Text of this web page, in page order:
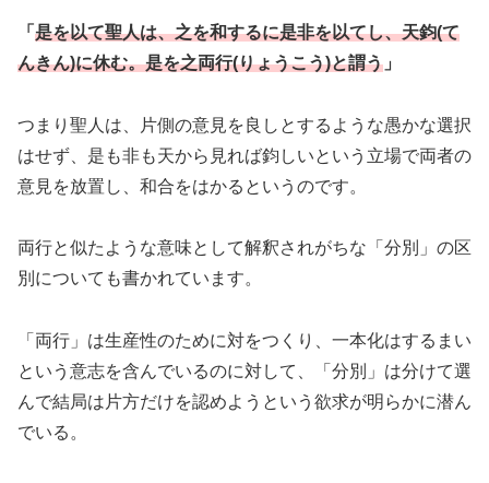
「 是を以て聖人は、之を和するに是非を以てし、天鈞(て
んきん)に休む。是を之両行(りょうこう)と謂う 」
つまり聖人は、片側の意見を良しとするような愚かな選択
はせず、是も非も天から見れば鈞しいという立場で両者の
意見を放置し、和合をはかるというのです。
両行と似たような意味として解釈されがちな「分別」の区
別についても書かれています。
「両行」は生産性のために対をつくり、一本化はするまい
という意志を含んでいるのに対して、「分別」は分けて選
んで結局は片方だけを認めようという欲求が明らかに潜ん
でいる。